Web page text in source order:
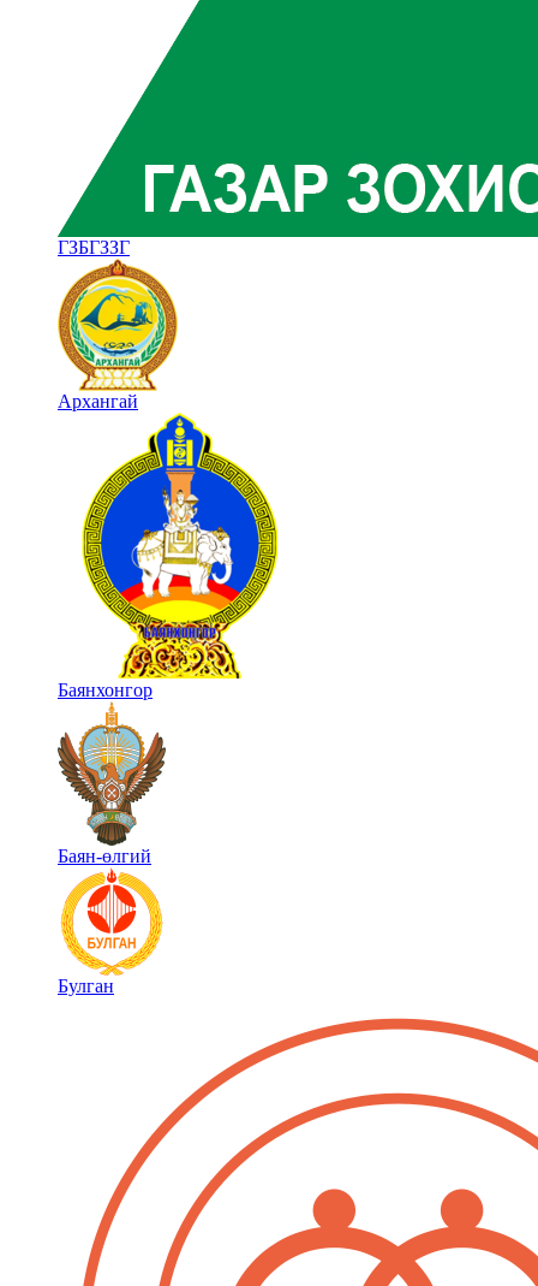
ГЗБГЗЗГ
Архангай
Баянхонгор
Баян-өлгий
Булган